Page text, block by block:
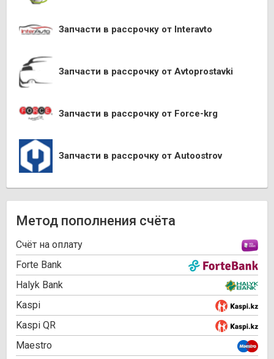
Запчасти в рассрочку от Interavto
Запчасти в рассрочку от Avtoprostavki
Запчасти в рассрочку от Force-krg
Запчасти в рассрочку от Autoostrov
Метод пополнения счёта
Cчёт на оплату
Forte Bank
Halyk Bank
Kaspi
Kaspi QR
Maestro